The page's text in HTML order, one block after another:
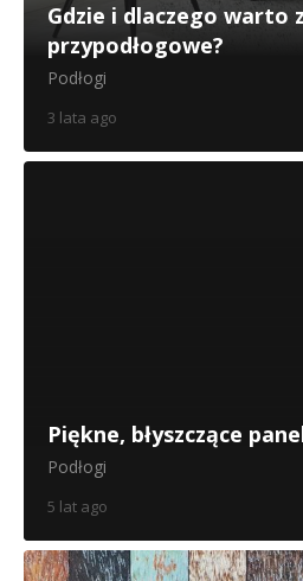
Gdzie i dlaczego warto
przypodłogowe?
Podłogi
3 lata ago
Piękne, błyszczące
Podłogi
5 lat ago